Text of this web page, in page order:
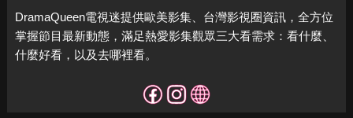
DramaQueen電視迷提供歐美影集、台灣影視圈資訊，全方位
掌握節目最新動態，滿足熱愛影集觀眾三大看需求：看什麼、
什麼好看，以及去哪裡看。